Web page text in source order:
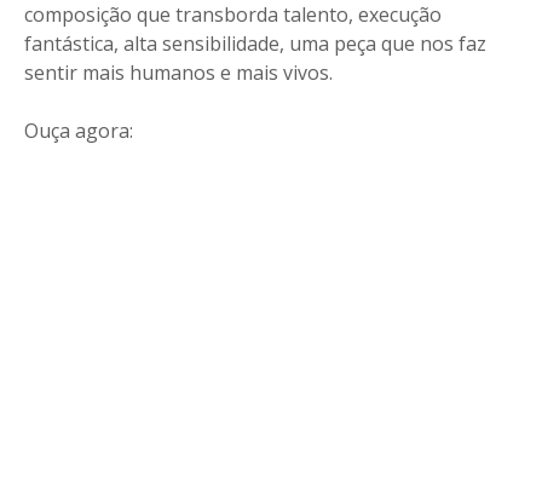
composição que transborda talento, execução
fantástica, alta sensibilidade, uma peça que nos faz
sentir mais humanos e mais vivos.
Ouça agora: